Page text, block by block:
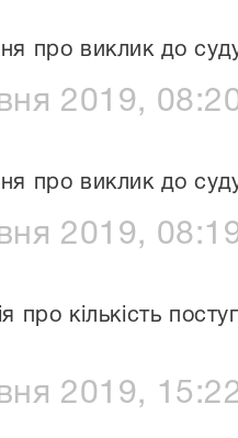
про виклик до
2019,
про виклик до
2019,
про кількість
2019,